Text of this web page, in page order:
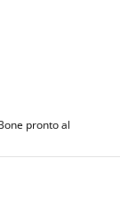
pronto al